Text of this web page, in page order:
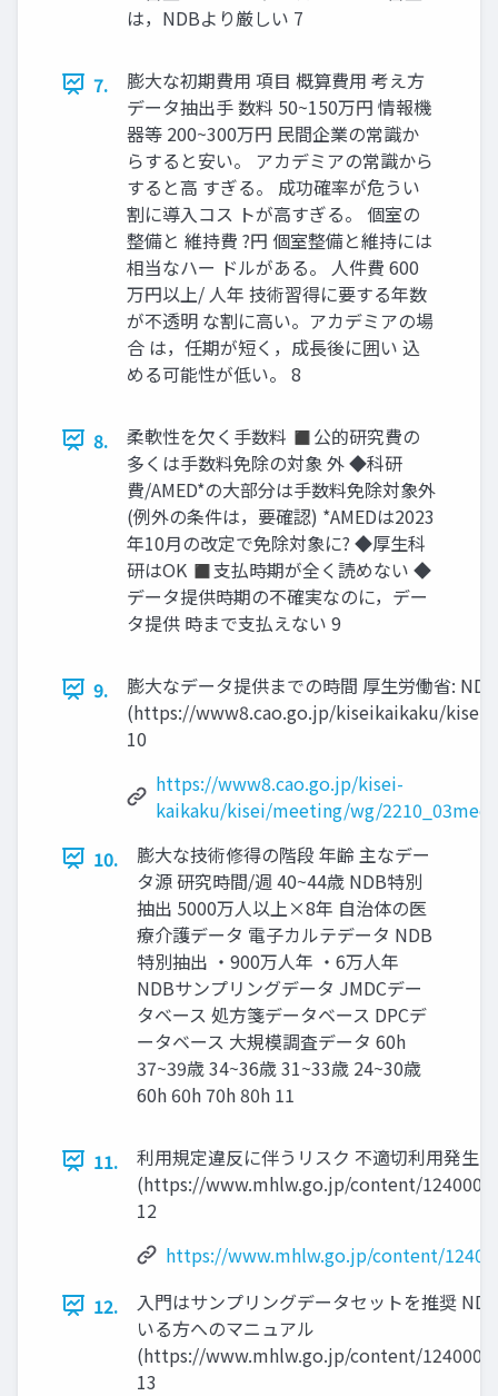
は，NDBより厳しい 7
7.
膨大な初期費用 項目 概算費用 考え方
データ抽出手 数料 50~150万円 情報機
器等 200~300万円 民間企業の常識か
らすると安い。 アカデミアの常識から
すると高 すぎる。 成功確率が危うい
割に導入コス トが高すぎる。 個室の
整備と 維持費 ?円 個室整備と維持には
相当なハー ドルがある。 人件費 600
万円以上/ 人年 技術習得に要する年数
が不透明 な割に高い。アカデミアの場
合 は，任期が短く，成長後に囲い 込
める可能性が低い。 8
8.
柔軟性を欠く手数料 ◼公的研究費の
多くは手数料免除の対象 外 ◆科研
費/AMED*の大部分は手数料免除対象外
(例外の条件は，要確認) *AMEDは2023
年10月の改定で免除対象に? ◆厚生科
研はOK ◼支払時期が全く読めない ◆
データ提供時期の不確実なのに，デー
タ提供 時まで支払えない 9
9.
膨大なデータ提供までの時間 厚生労働省:
(https://www8.cao.go.jp/kiseikaikaku/
10
https://www8.cao.go.jp/kisei-
kaikaku/kisei/meeting/wg/
10.
膨大な技術修得の階段 年齢 主なデー
タ源 研究時間/週 40~44歳 NDB特別
抽出 5000万人以上×8年 自治体の医
療介護データ 電子カルテデータ NDB
特別抽出 ・900万人年 ・6万人年
NDBサンプリングデータ JMDCデー
タベース 処方箋データベース DPCデ
ータベース 大規模調査データ 60h
37~39歳 34~36歳 31~33歳 24~30歳
60h 60h 70h 80h 11
11.
利用規定違反に伴うリスク 不適切利用発生
(https://www.mhlw.go.jp/content/
12
https://www.mhlw.go.jp/content/
12.
入門はサンプリングデータセットを推奨
いる方へのマニュアル
(https://www.mhlw.go.jp/content/
13